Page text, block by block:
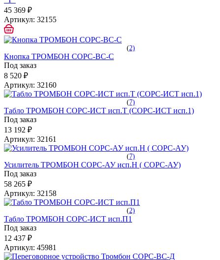
45 369 ₽
Артикул: 32155
(2)
Кнопка ТРОМБОН СОРС-ВС-С
Под заказ
8 520 ₽
Артикул: 32160
(7)
Табло ТРОМБОН СОРС-ИСТ исп.Т (СОРС-ИСТ исп.1)
Под заказ
13 192 ₽
Артикул: 32161
(7)
Усилитель ТРОМБОН СОРС-АУ исп.Н ( СОРС-АУ)
Под заказ
58 265 ₽
Артикул: 32158
(2)
Табло ТРОМБОН СОРС-ИСТ исп.П1
Под заказ
12 437 ₽
Артикул: 45981